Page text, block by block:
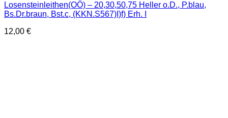
Losensteinleithen(OÖ) – 20,30,50,75 Heller o.D., P.blau,
Bs.Dr.braun, Bst.c, (KKN.S567)I)f) Erh. I
12,00 €